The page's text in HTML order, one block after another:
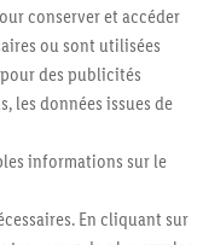
conserver et accéder
ou sont utilisées
des publicités
les données issues de
informations sur le
En cliquant sur